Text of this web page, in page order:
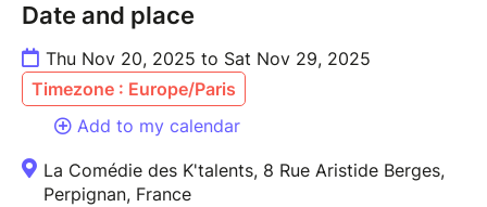
Date and place
Thu Nov 20, 2025 to Sat Nov 29, 2025
Timezone : Europe/Paris
Add to my calendar
La Comédie des K'talents, 8 Rue Aristide Berges,
Perpignan, France